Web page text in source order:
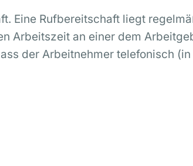
Eine Rufbereitschaft liegt
Arbeitszeit an einer dem
der Arbeitnehmer telefonisch